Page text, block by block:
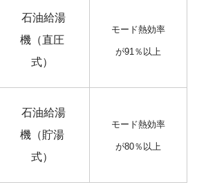
石油給湯
機（直圧
式）
モード熱効率
が91％以上
石油給湯
機（貯湯
式）
モード熱効率
が80％以上